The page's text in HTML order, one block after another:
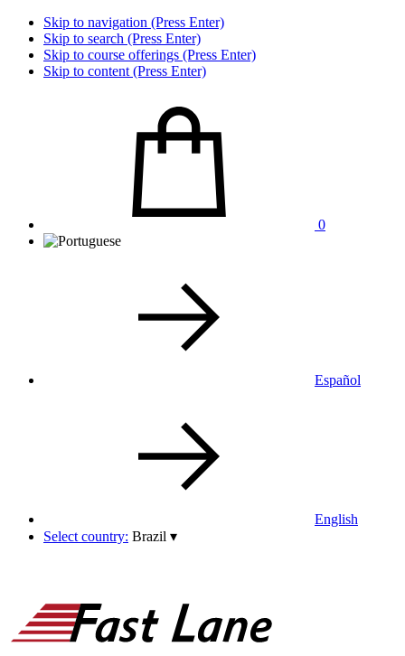
Skip to navigation (Press Enter)
Skip to search (Press Enter)
Skip to course offerings (Press Enter)
Skip to content (Press Enter)
0
Español
English
Select country: Brazil ▾